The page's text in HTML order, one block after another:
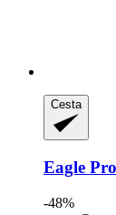
Cesta
Eagle
-48%